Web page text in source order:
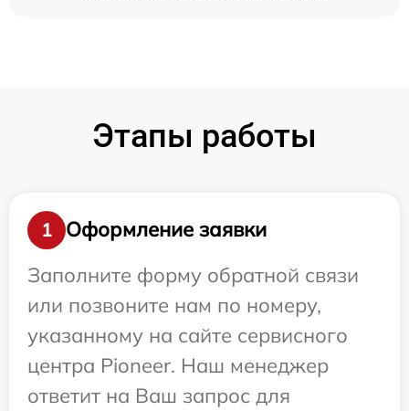
Этапы работы
1
Оформление заявки
Заполните форму обратной связи
или позвоните нам по номеру,
указанному на сайте сервисного
центра Pioneer. Наш менеджер
ответит на Ваш запрос для